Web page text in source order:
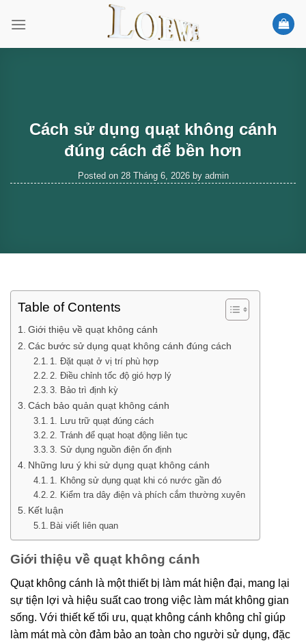
Cách sử dụng quạt không cánh
đúng cách để bền hơn
Posted on 28 Tháng 6, 2026by admin
Table of Contents
Giới thiệu về quạt không cánh
Các bước sử dụng quạt không cánh đúng cách
1. Đặt quạt ở vị trí phù hợp
2. Điều chỉnh tốc độ gió hợp lý
3. Bảo trì định kỳ
Cách bảo quản quạt không cánh
1. Lưu trữ quạt đúng cách
2. Tránh để quạt hoạt động liên tục
3. Sử dụng nguồn điện ổn định
Những lưu ý khi sử dụng quạt không cánh
1. Không sử dụng quạt khi có nước gần đó
2. Kiểm tra dây điện và phích cắm thường xuyên
Kết luận
Bài viết liên quan
Giới thiệu về quạt không cánh
Quạt không cánh là một thiết bị làm mát hiện đại, mang lại
sự tiện lợi và hiệu suất cao trong việc làm mát không gian
sống. Với thiết kế tối ưu, quạt không cánh không chỉ giúp
làm mát mà còn đảm bảo an toàn cho người sử dụng, đặc